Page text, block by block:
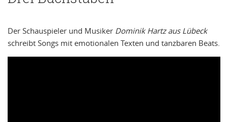
Der Schauspieler und Musiker Dominik Hartz aus Lübeck
schreibt Songs mit emotionalen Texten und tanzbaren Beats.